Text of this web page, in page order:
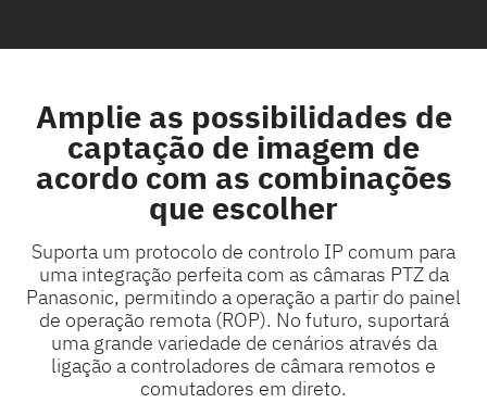
Amplie as possibilidades de
captação de imagem de
acordo com as combinações
que escolher
Suporta um protocolo de controlo IP comum para
uma integração perfeita com as câmaras PTZ da
Panasonic, permitindo a operação a partir do painel
de operação remota (ROP). No futuro, suportará
uma grande variedade de cenários através da
ligação a controladores de câmara remotos e
comutadores em direto.